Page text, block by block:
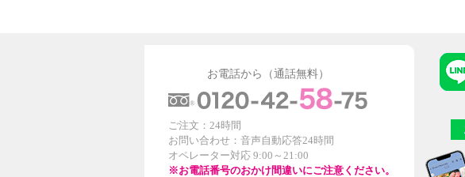
お電話から（通話無料）
ご注文：24時間
お問い合わせ：音声自動応答24時間
オペレーター対応 9:00～21:00
※お電話番号のおかけ間違いにご注意ください。